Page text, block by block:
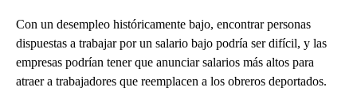
Con un desempleo históricamente bajo, encontrar personas
dispuestas a trabajar por un salario bajo podría ser difícil, y las
empresas podrían tener que anunciar salarios más altos para
atraer a trabajadores que reemplacen a los obreros deportados.